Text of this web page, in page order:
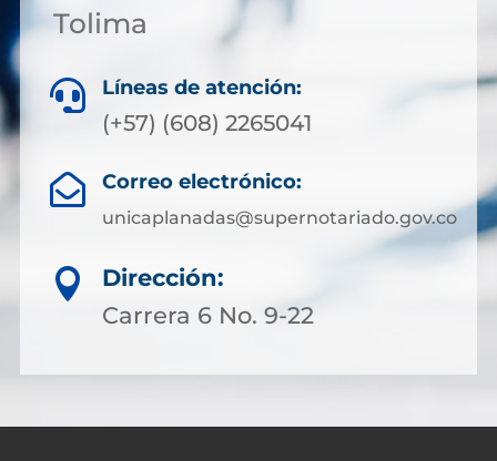
Tolima
 Líneas de atención:
(+57) (608) 2265041
 Correo electrónico:
unicaplanadas@supernotariado.gov.co

Dirección:
Carrera 6 No. 9-22